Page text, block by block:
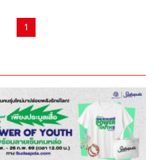
1